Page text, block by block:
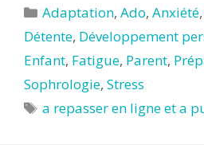
Catégories
Adaptation,Ado,Anxiété
Détente, Développement
Enfant, Fatigue, Parent,
Sophrologie, Stress
Étiquettes
a repasser en ligne et a